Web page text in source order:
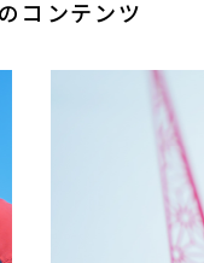
コンテンツ